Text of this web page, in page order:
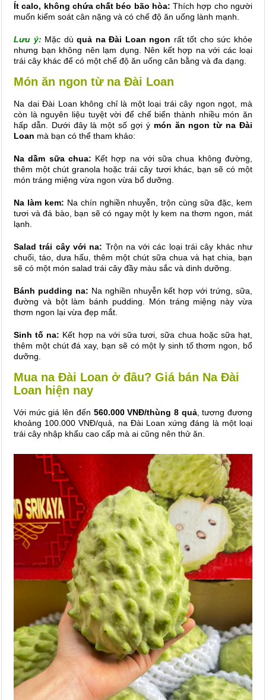
Ít calo, không chứa chất béo bão hòa: Thích hợp cho người
muốn kiểm soát cân nặng và có chế độ ăn uống lành mạnh.
Lưu ý: Mặc dùquả na Đài Loan ngon rất tốt cho sức khỏe
nhưng bạn không nên lạm dụng. Nên kết hợp na với các loại
trái cây khác để có một chế độ ăn uống cân bằng và đa dạng.
Món ăn ngon từ na Đài Loan
Na dai Đài Loan không chỉ là một loại trái cây ngon ngọt, mà
còn là nguyên liệu tuyệt vời để chế biến thành nhiều món ăn
hấp dẫn. Dưới đây là một số gợi ý món ăn ngon từ na Đài
Loan mà bạn có thể tham khảo:
Na dầm sữa chua: Kết hợp na với sữa chua không đường,
thêm một chút granola hoặc trái cây tươi khác, bạn sẽ có một
món tráng miệng vừa ngon vừa bổ dưỡng.
Na làm kem: Na chín nghiền nhuyễn, trộn cùng sữa đặc, kem
tươi và đá bào, bạn sẽ có ngay một ly kem na thơm ngon, mát
lạnh.
Salad trái cây với na: Trộn na với các loại trái cây khác như
chuối, táo, dưa hấu, thêm một chút sữa chua và hạt chia, bạn
sẽ có một món salad trái cây đầy màu sắc và dinh dưỡng.
Bánh pudding na: Na nghiền nhuyễn kết hợp với trứng, sữa,
đường và bột làm bánh pudding. Món tráng miệng này vừa
thơm ngon lại vừa đẹp mắt.
Sinh tố na: Kết hợp na với sữa tươi, sữa chua hoặc sữa hạt,
thêm một chút đá xay, bạn sẽ có một ly sinh tố thơm ngon, bổ
dưỡng.
Mua na Đài Loan ở đâu? Giá bán Na Đài
Loan hiện nay
Với mức giá lên đến 560.000 VNĐ/thùng 8 quả, tương đương
khoảng 100.000 VNĐ/quả, na Đài Loan xứng đáng là một loại
trái cây nhập khẩu cao cấp mà ai cũng nên thử ăn.